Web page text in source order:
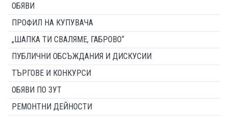
ОБЯВИ
ПРОФИЛ НА КУПУВАЧА
„ШАПКА ТИ СВАЛЯМЕ, ГАБРОВО“
ПУБЛИЧНИ ОБСЪЖДАНИЯ И ДИСКУСИИ
ТЪРГОВЕ И КОНКУРСИ
ОБЯВИ ПО ЗУТ
РЕМОНТНИ ДЕЙНОСТИ